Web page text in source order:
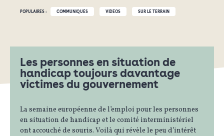
POPULAIRES : COMMUNIQUÉS VIDÉOS SUR LE TERRAIN
Les personnes en situation de
handicap toujours davantage
victimes du gouvernement
La semaine européenne de l’emploi pour les personnes
en situation de handicap et le comité interministériel
ont accouché de souris. Voilà qui révèle le peu d’intérêt